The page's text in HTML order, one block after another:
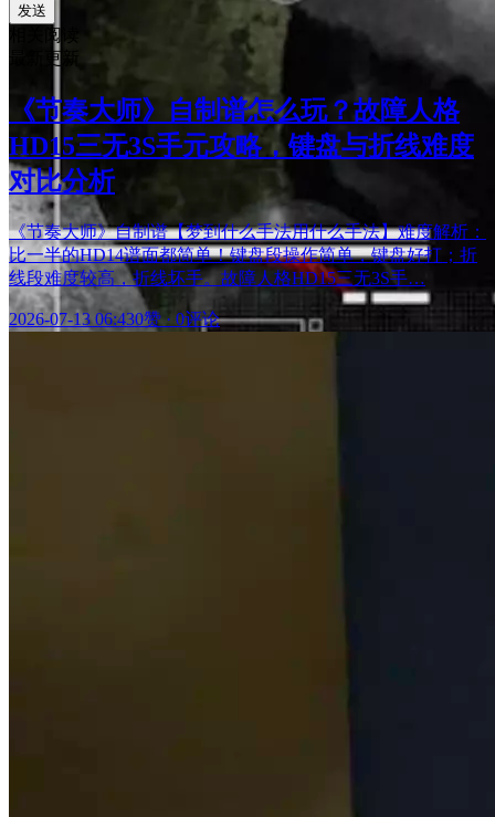
发送
相关阅读
最新更新
《节奏大师》自制谱怎么玩？故障人格
HD15三无3S手元攻略，键盘与折线难度
对比分析
《节奏大师》自制谱【梦到什么手法用什么手法】难度解析：
比一半的HD14谱面都简单！键盘段操作简单，键盘好打；折
线段难度较高，折线坏手。故障人格HD15三无3S手…
2026-07-13 06:430赞 · 0评论